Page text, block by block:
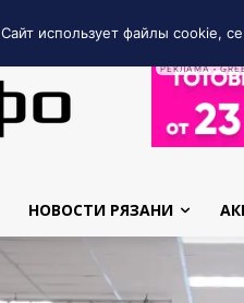
РЕКЛАМА •
НОВОСТИ РЯЗАНИ
Сайт использует файлы cookie,